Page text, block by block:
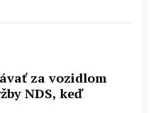
za vozidlom
NDS, keď